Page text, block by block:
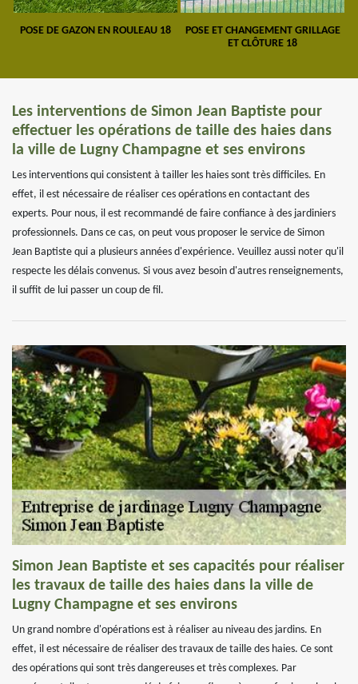
POSE DE GAZON EN ROULEAU 18
POSE ET CHANGEMENT GRILLAGE
ET CLÔTURE 18
Les interventions de Simon Jean Baptiste pour
effectuer les opérations de taille des haies dans
la ville de Lugny Champagne et ses environs
Les interventions qui consistent à tailler les haies sont très difficiles. En
effet, il est nécessaire de réaliser ces opérations en contactant des
experts. Pour nous, il est recommandé de faire confiance à des jardiniers
professionnels. Dans ce cas, on peut vous proposer le service de Simon
Jean Baptiste qui a plusieurs années d'expérience. Veuillez aussi noter qu'il
respecte les délais convenus. Si vous avez besoin d'autres renseignements,
il suffit de lui passer un coup de fil.
Simon Jean Baptiste et ses capacités pour réaliser
les travaux de taille des haies dans la ville de
Lugny Champagne et ses environs
Un grand nombre d'opérations est à réaliser au niveau des jardins. En
effet, il est nécessaire de réaliser des travaux de taille des haies. Ce sont
des opérations qui sont très dangereuses et très complexes. Par